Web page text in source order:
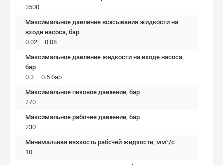
3500
Максимальное давление всасывания жидкости на
входе насоса, бар
0.02 – 0.08
Максимальное давление жидкости на входе насоса,
бар
0.3 – 0.5 бар
Максимальное пиковое давление, бар
270
Максимальное рабочее давление, бар
230
Минимальная вязкость рабочей жидкости, мм²/c
10